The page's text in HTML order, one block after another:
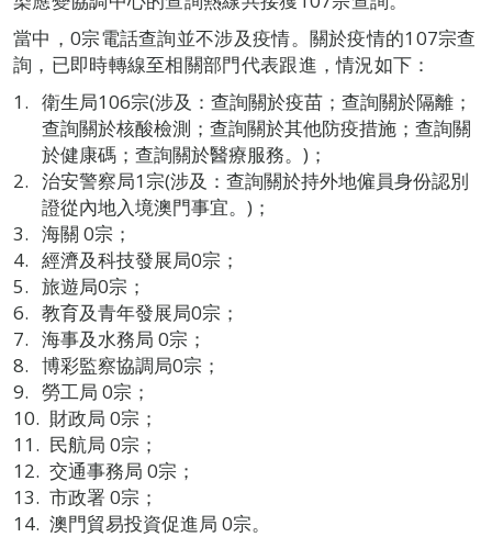
當中，0宗電話查詢並不涉及疫情。關於疫情的107宗查
詢，已即時轉線至相關部門代表跟進，情況如下：
衛生局106宗(涉及：查詢關於疫苗；查詢關於隔離；
查詢關於核酸檢測；查詢關於其他防疫措施；查詢關
於健康碼；查詢關於醫療服務。)；
治安警察局1宗(涉及：查詢關於持外地僱員身份認別
證從內地入境澳門事宜。)；
海關 0宗；
經濟及科技發展局0宗；
旅遊局0宗；
教育及青年發展局0宗；
海事及水務局 0宗；
博彩監察協調局0宗；
勞工局 0宗；
財政局 0宗；
民航局 0宗；
交通事務局 0宗；
市政署 0宗；
澳門貿易投資促進局 0宗。